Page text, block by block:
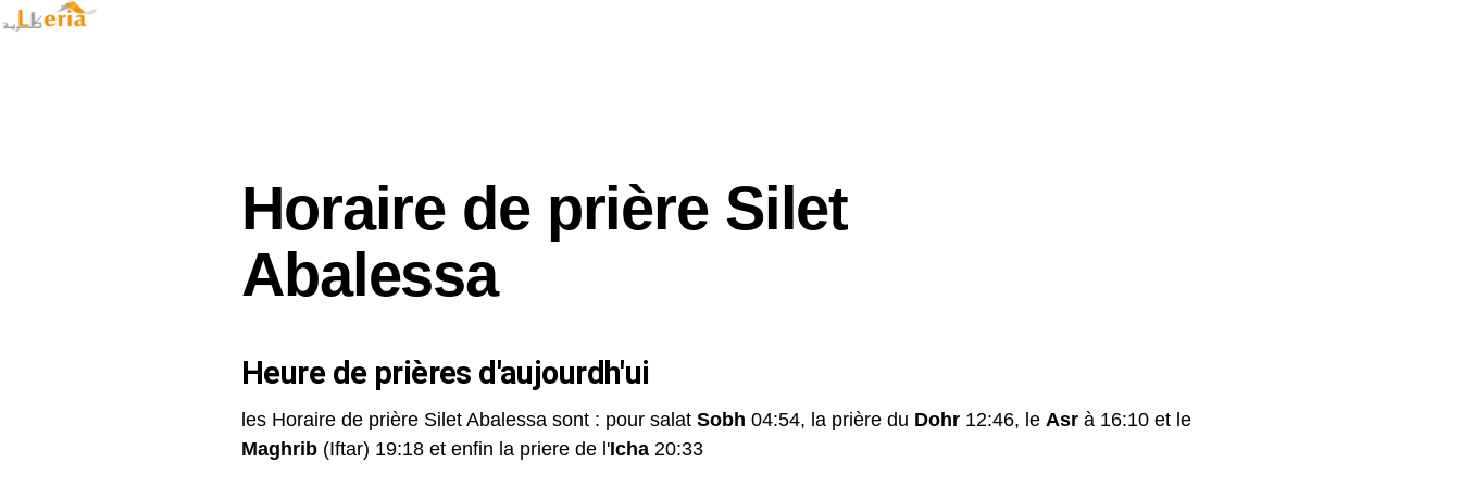
Horaire de prière Silet
Abalessa
Heure de prières d'aujourdh'ui
les Horaire de prière Silet Abalessa sont : pour salat Sobh 04:54, la prière du Dohr 12:46, le Asr à 16:10 et le
Maghrib (Iftar) 19:18 et enfin la priere de l'Icha 20:33